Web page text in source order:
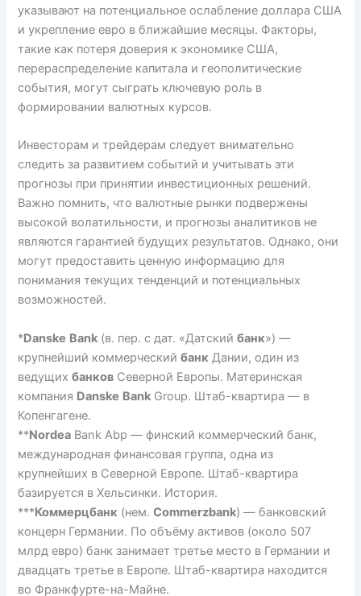
указывают на потенциальное ослабление доллара США
и укрепление евро в ближайшие месяцы. Факторы,
такие как потеря доверия к экономике США,
перераспределение капитала и геополитические
события, могут сыграть ключевую роль в
формировании валютных курсов.
Инвесторам и трейдерам следует внимательно
следить за развитием событий и учитывать эти
прогнозы при принятии инвестиционных решений.
Важно помнить, что валютные рынки подвержены
высокой волатильности, и прогнозы аналитиков не
являются гарантией будущих результатов. Однако, они
могут предоставить ценную информацию для
понимания текущих тенденций и потенциальных
возможностей.
*Danske Bank (в. пер. с дат. «Датскийбанк») —
крупнейший коммерческийбанк Дании, один из
ведущихбанков Северной Европы. Материнская
компания Danske Bank Group. Штаб-квартира — в
Копенгагене.
**Nordea Bank Abp — финский коммерческий банк,
международная финансовая группа, одна из
крупнейших в Северной Европе. Штаб-квартира
базируется в Хельсинки. История.
***Коммерцбанк (нем.Commerzbank) — банковский
концерн Германии. По объёму активов (около 507
млрд евро) банк занимает третье место в Германии и
двадцать третье в Европе. Штаб-квартира находится
во Франкфурте-на-Майне.